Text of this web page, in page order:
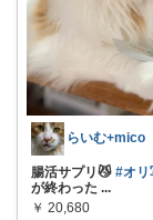
らいむ+mico
腸活サプリ😼 #オリ
が終わった ...
￥ 20,680